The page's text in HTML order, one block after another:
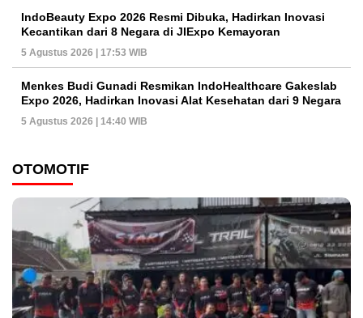
IndoBeauty Expo 2026 Resmi Dibuka, Hadirkan Inovasi
Kecantikan dari 8 Negara di JIExpo Kemayoran
5 Agustus 2026 | 17:53 WIB
Menkes Budi Gunadi Resmikan IndoHealthcare Gakeslab
Expo 2026, Hadirkan Inovasi Alat Kesehatan dari 9 Negara
5 Agustus 2026 | 14:40 WIB
OTOMOTIF